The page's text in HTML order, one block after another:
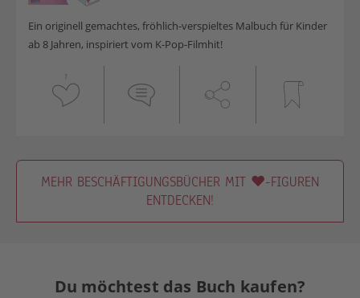
Ein originell gemachtes, fröhlich-verspieltes Malbuch für Kinder
ab 8 Jahren, inspiriert vom K-Pop-Filmhit!
1
MEHR BESCHÄFTIGUNGSBÜCHER MIT ♥-FIGUREN
ENTDECKEN!
Du möchtest das Buch kaufen?